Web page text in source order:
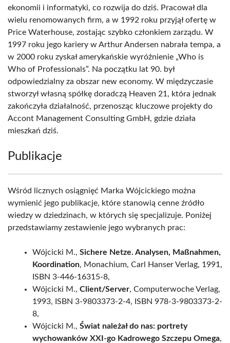
ekonomii i informatyki, co rozwija do dziś. Pracował dla
wielu renomowanych firm, a w 1992 roku przyjął ofertę w
Price Waterhouse, zostając szybko członkiem zarządu. W
1997 roku jego kariery w Arthur Andersen nabrała tempa, a
w 2000 roku zyskał amerykańskie wyróżnienie „Who is
Who of Professionals”. Na początku lat 90. był
odpowiedzialny za obszar new economy. W międzyczasie
stworzył własną spółkę doradczą Heaven 21, która jednak
zakończyła działalność, przenosząc kluczowe projekty do
Accont Management Consulting GmbH, gdzie działa
mieszkań dziś.
Publikacje
Wśród licznych osiągnięć Marka Wójcickiego można
wymienić jego publikacje, które stanowią cenne źródło
wiedzy w dziedzinach, w których się specjalizuje. Poniżej
przedstawiamy zestawienie jego wybranych prac:
Wójcicki M., Sichere Netze. Analysen, Maßnahmen,
Koordination, Monachium, Carl Hanser Verlag, 1991,
ISBN 3-446-16315-8,
Wójcicki M., Client/Server, Computerwoche Verlag,
1993, ISBN 3-9803373-2-4, ISBN 978-3-9803373-2-
8,
Wójcicki M., Świat należał do nas: portrety
wychowanków XXI-go Kadrowego Szczepu Omega,